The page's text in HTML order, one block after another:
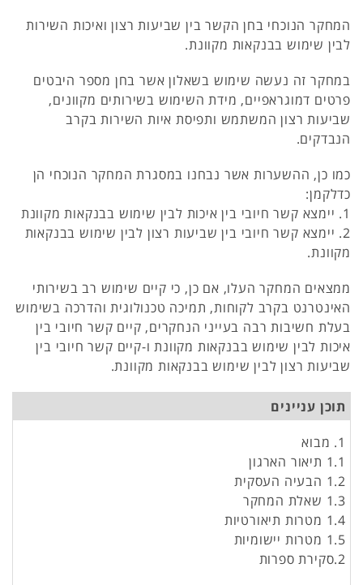
המחקר הנוכחי בחן הקשר בין שביעות רצון ואיכות השירות
לבין שימוש בבנקאות מקוונת.
במחקר זה נעשה שימוש בשאלון אשר בחן מספר היבטים
פרטים דמוגראפיים, מידת השימוש בשירותים מקוונים,
שביעות רצון המשתמש ותפיסת איות השירות בקרב
הנבדקים.
כמו כן, ההשערות אשר נבחנו במסגרת המחקר הנוכחי הן
כדלקמן:
1. יימצא קשר חיובי בין איכות לבין שימוש בבנקאות מקוונת
2. יימצא קשר חיובי בין שביעות רצון לבין שימוש בבנקאות
מקוונת.
ממצאים המחקר העלו, אם כן, כי קיים שימוש רב בשירותי
האינטרנט בקרב לקוחות, תמיכה טכנולוגית והדרכה בשימוש
בעלת חשיבות רבה בעייני הנחקרים, קיים קשר חיובי בין
איכות לבין שימוש בבנקאות מקוונת ו-קיים קשר חיובי בין
שביעות רצון לבין שימוש בבנקאות מקוונת.
תוכן עניינים
1. מבוא
1.1 תיאור הארגון
1.2 הבעיה העסקית
1.3 שאלת המחקר
1.4 מטרות תיאורטיות
1.5 מטרות יישומיות
2.סקירת ספרות